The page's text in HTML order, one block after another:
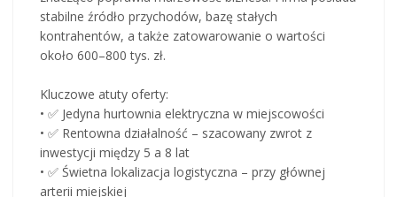
stabilne źródło przychodów, bazę stałych
kontrahentów, a także zatowarowanie o wartości
około 600–800 tys. zł.
Kluczowe atuty oferty:
• ✅ Jedyna hurtownia elektryczna w miejscowości
• ✅ Rentowna działalność – szacowany zwrot z
inwestycji między 5 a 8 lat
• ✅ Świetna lokalizacja logistyczna – przy głównej
arterii miejskiej